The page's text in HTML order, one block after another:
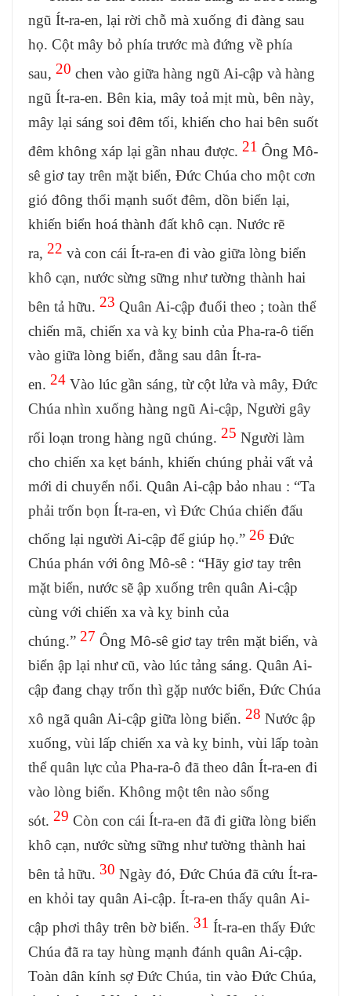
ngũ Ít-ra-en, lại rời chỗ mà xuống đi đàng sau
họ. Cột mây bỏ phía trước mà đứng về phía
sau, 20 chen vào giữa hàng ngũ Ai-cập và hàng
ngũ Ít-ra-en. Bên kia, mây toả mịt mù, bên này,
mây lại sáng soi đêm tối, khiến cho hai bên suốt
đêm không xáp lại gần nhau được. 21 Ông Mô-
sê giơ tay trên mặt biển, Đức Chúa cho một cơn
gió đông thổi mạnh suốt đêm, dồn biển lại,
khiến biển hoá thành đất khô cạn. Nước rẽ
ra, 22 và con cái Ít-ra-en đi vào giữa lòng biển
khô cạn, nước sừng sững như tường thành hai
bên tả hữu. 23 Quân Ai-cập đuổi theo ; toàn thể
chiến mã, chiến xa và kỵ binh của Pha-ra-ô tiến
vào giữa lòng biển, đằng sau dân Ít-ra-
en. 24 Vào lúc gần sáng, từ cột lửa và mây, Đức
Chúa nhìn xuống hàng ngũ Ai-cập, Người gây
rối loạn trong hàng ngũ chúng. 25 Người làm
cho chiến xa kẹt bánh, khiến chúng phải vất vả
mới di chuyển nổi. Quân Ai-cập bảo nhau : “Ta
phải trốn bọn Ít-ra-en, vì Đức Chúa chiến đấu
chống lại người Ai-cập để giúp họ.” 26 Đức
Chúa phán với ông Mô-sê : “Hãy giơ tay trên
mặt biển, nước sẽ ập xuống trên quân Ai-cập
cùng với chiến xa và kỵ binh của
chúng.” 27 Ông Mô-sê giơ tay trên mặt biển, và
biển ập lại như cũ, vào lúc tảng sáng. Quân Ai-
cập đang chạy trốn thì gặp nước biển, Đức Chúa
xô ngã quân Ai-cập giữa lòng biển. 28 Nước ập
xuống, vùi lấp chiến xa và kỵ binh, vùi lấp toàn
thể quân lực của Pha-ra-ô đã theo dân Ít-ra-en đi
vào lòng biển. Không một tên nào sống
sót. 29 Còn con cái Ít-ra-en đã đi giữa lòng biển
khô cạn, nước sừng sững như tường thành hai
bên tả hữu. 30 Ngày đó, Đức Chúa đã cứu Ít-ra-
en khỏi tay quân Ai-cập. Ít-ra-en thấy quân Ai-
cập phơi thây trên bờ biển. 31 Ít-ra-en thấy Đức
Chúa đã ra tay hùng mạnh đánh quân Ai-cập.
Toàn dân kính sợ Đức Chúa, tin vào Đức Chúa,